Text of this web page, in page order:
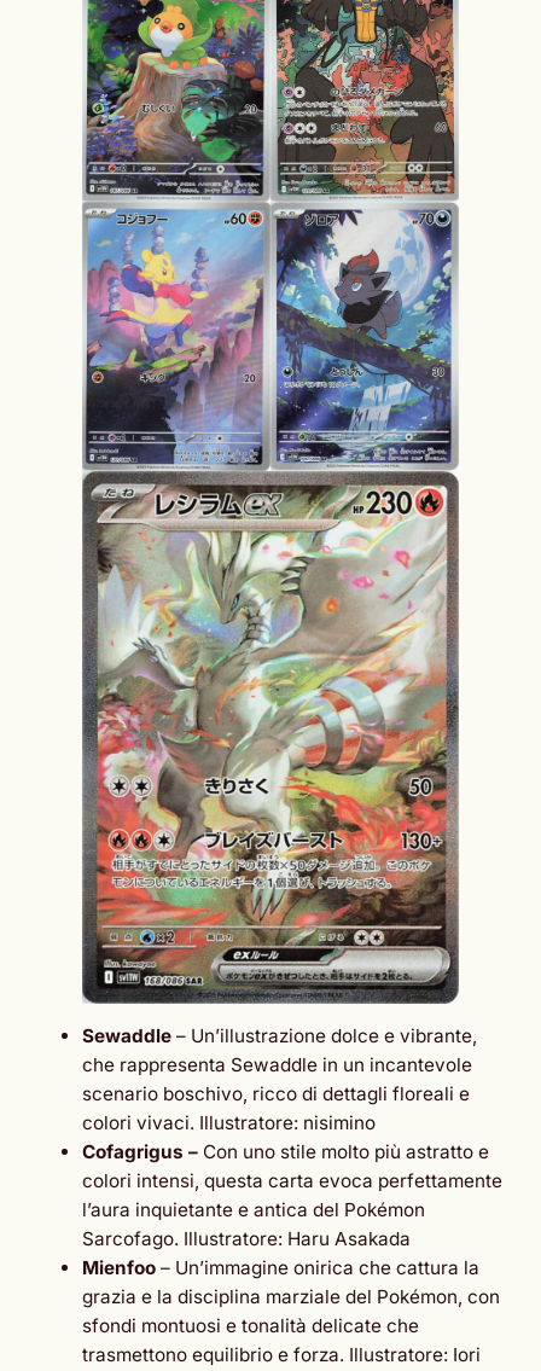
Sewaddle – Un’illustrazione dolce e vibrante,
che rappresenta Sewaddle in un incantevole
scenario boschivo, ricco di dettagli floreali e
colori vivaci. Illustratore: nisimino
Cofagrigus – Con uno stile molto più astratto e
colori intensi, questa carta evoca perfettamente
l’aura inquietante e antica del Pokémon
Sarcofago. Illustratore: Haru Asakada
Mienfoo – Un’immagine onirica che cattura la
grazia e la disciplina marziale del Pokémon, con
sfondi montuosi e tonalità delicate che
trasmettono equilibrio e forza. Illustratore: Iori